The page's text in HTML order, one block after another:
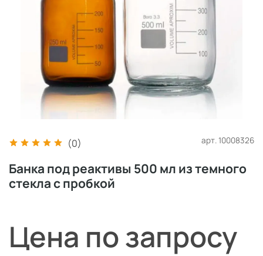
(0) арт. 10008326
Банка под реактивы 500 мл из темного
стекла с пробкой
Цена по запросу